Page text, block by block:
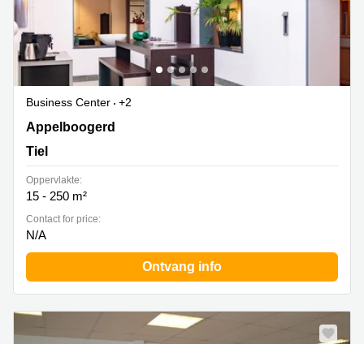
Business Center
+2
Appelboogerd 2, Tiel
Appelboogerd
Tiel
Oppervlakte:
15 - 250 m²
Contact for price:
N/A
Ontvang info